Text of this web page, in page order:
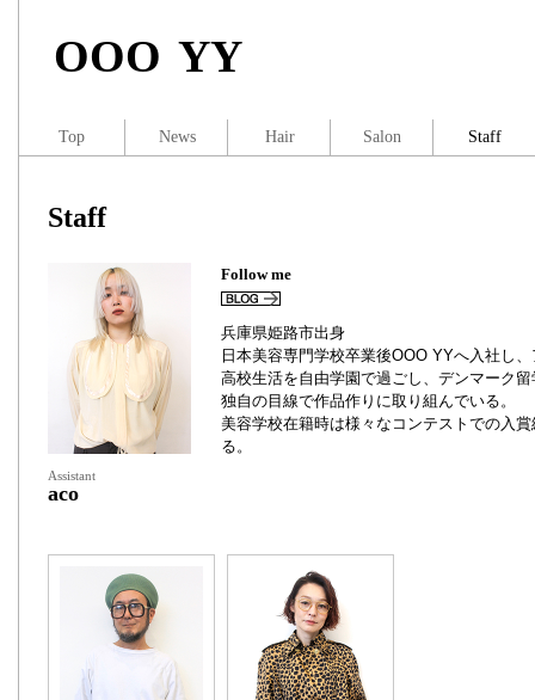
OOO YY
Assistant
aco
Follow me
BLOG
兵庫県姫路市出身
日本美容専門学校卒業後OOO YYへ入社し
高校生活を自由学園で過ごし、デンマーク
独自の目線で作品作りに取り組んでいる。
美容学校在籍時は様々なコンテストでの入
る。
Staff
Top News Hair Salon Staff